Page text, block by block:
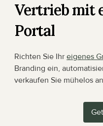
Vertrieb mit
Portal
Richten Sie Ihr eigenes
Branding ein,
verkaufen Sie mühelos